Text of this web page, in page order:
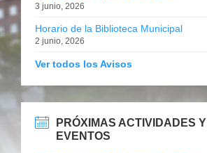
3 junio, 2026
Horario de la Biblioteca Municipal
2 junio, 2026
Ver todos los Avisos
PRÓXIMAS ACTIVIDADES Y
EVENTOS